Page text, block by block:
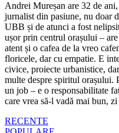
Andrei Mureșan are 32 de
jurnalist din pasiune, nu doar
UBB și de atunci a fost
ușor prin centrul orașului –
atent și o cafea de la vreo
floricele, dar cu empatie. E
civice, proiecte urbanistice,
multe despre spiritul orașului.
un job – e o responsabilitate
care vrea să-l vadă mai bun, zi
RECENTE